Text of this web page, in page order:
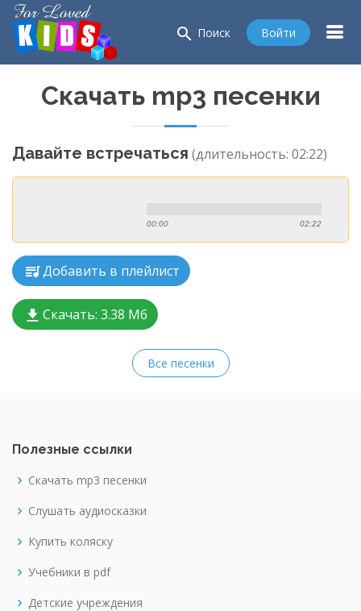
search Поиск Войти
Скачать mp3 песенки
Давайте встречаться (длительность: 02:22)
00:00 02:22
Добавить в плейлист
Скачать: 3.38 Мб
Все песенки
Полезные ссылки
Скачать mp3 песенки
Слушать аудиосказки
Купить коляску
Учебники в pdf
Детские учреждения